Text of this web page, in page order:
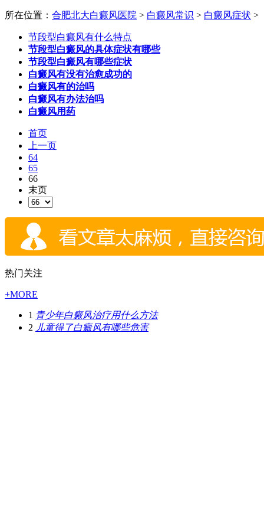
所在位置： 合肥北大白癜风医院 > 白癜风常识 > 白癜风症状 >
节段型白癜风有什么特点
节段型白癜风的具体症状有哪些
节段型白癜风有哪些症状
白癜风有没有治愈成功的
白癜风有的治吗
白癜风有办法治吗
白癜风用药
首页
上一页
64
65
66
末页
热门关注
+MORE
1 青少年白癜风治疗用什么方法
2 儿童得了白癜风有哪些危害